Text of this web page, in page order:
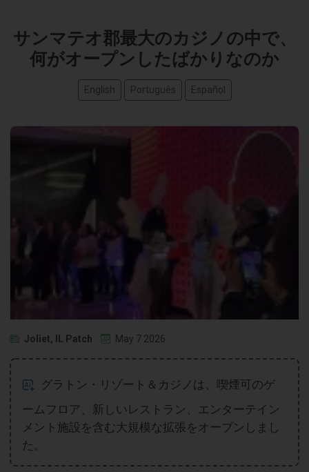
サンマテオ郡最大のカジノの中で、
何がオープンしたばかりなのか
English Português Español
Joliet, IL Patch May 7 2026
グラトン・リゾート＆カジノは、喫煙可のゲ
ームフロア、新しいレストラン、エンターテイン
メント施設を含む大規模な拡張をオープンしまし
た。